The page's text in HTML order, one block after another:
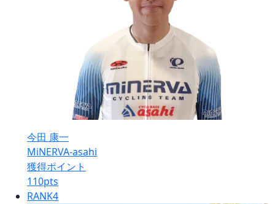
今田 康一
MiNERVA-asahi
獲得ポイント
110pts
RANK4